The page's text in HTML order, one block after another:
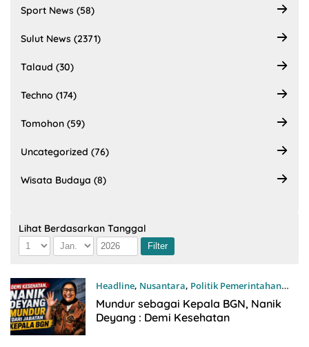
Sport News (58)
Sulut News (2371)
Talaud (30)
Techno (174)
Tomohon (59)
Uncategorized (76)
Wisata Budaya (8)
Lihat Berdasarkan Tanggal
Headline, Nusantara, Politik Pemerintahan
22/07/2026
Mundur sebagai Kepala BGN, Nanik
Deyang : Demi Kesehatan